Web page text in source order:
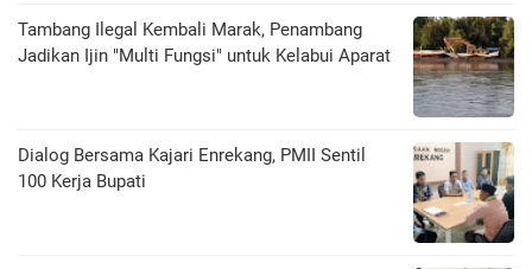
Tambang Ilegal Kembali Marak, Penambang
Jadikan Ijin "Multi Fungsi" untuk Kelabui Aparat
Dialog Bersama Kajari Enrekang, PMII Sentil
100 Kerja Bupati